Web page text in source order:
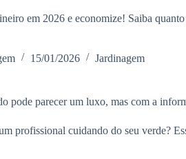
em 2026 e economize! Saiba
15/01/2026 Jardinagem
pode parecer um luxo, mas com a
profissional cuidando do seu verde?